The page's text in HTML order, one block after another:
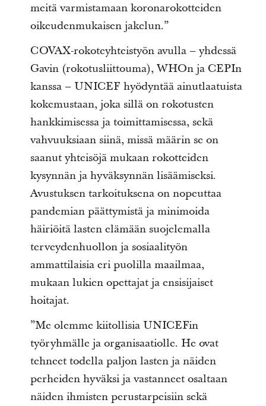
meitä varmistamaan koronarokotteiden
oikeudenmukaisen jakelun.”
COVAX-rokoteyhteistyön avulla – yhdessä
Gavin (rokotusliittouma), WHOn ja CEPIn
kanssa – UNICEF hyödyntää ainutlaatuista
kokemustaan, joka sillä on rokotusten
hankkimisessa ja toimittamisessa, sekä
vahvuuksiaan siinä, missä määrin se on
saanut yhteisöjä mukaan rokotteiden
kysynnän ja hyväksynnän lisäämiseksi.
Avustuksen tarkoituksena on nopeuttaa
pandemian päättymistä ja minimoida
häiriöitä lasten elämään suojelemalla
terveydenhuollon ja sosiaalityön
ammattilaisia eri puolilla maailmaa,
mukaan lukien opettajat ja ensisijaiset
hoitajat.
”Me olemme kiitollisia UNICEFin
työryhmälle ja organisaatiolle. He ovat
tehneet todella paljon lasten ja näiden
perheiden hyväksi ja vastanneet osaltaan
näiden ihmisten perustarpeisiin sekä